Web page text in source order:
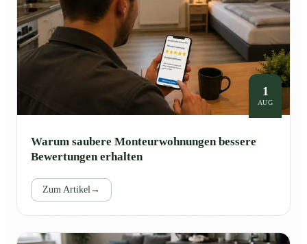
1
AUG
Warum saubere Monteurwohnungen bessere
Bewertungen erhalten
Zum Artikel →